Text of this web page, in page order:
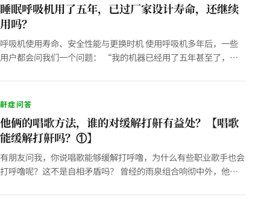
睡眠呼吸机用了五年，已过厂家设计寿命，还继续
用吗？
呼吸机使用寿命、安全性能与更换时机 使用呼吸机多年后，一些
用户都会问我们一个问题： “我的机器已经用了五年甚至了，还
生，20…
鼾症问答
他俩的唱歌方法，谁的对缓解打鼾有益处？【唱歌
能缓解打鼾吗？①】
有朋友问我，你说唱歌能够缓解打呼噜，为什么有些职业歌手也会
打呼噜呢？这不是自相矛盾吗？ 曾经的雨泉组合响彻中外，他们
人对“…